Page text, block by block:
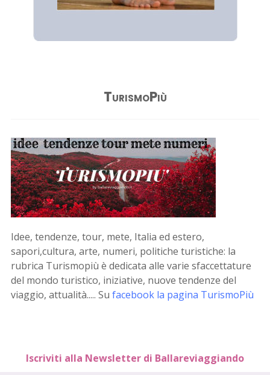
TurismoPiù
Idee, tendenze, tour, mete, Italia ed estero,
sapori,cultura, arte, numeri, politiche turistiche: la
rubrica Turismopiù è dedicata alle varie sfaccettature
del mondo turistico, iniziative, nuove tendenze del
viaggio, attualità..... Su facebook la pagina TurismoPiù
Iscriviti alla Newsletter di Ballareviaggiando